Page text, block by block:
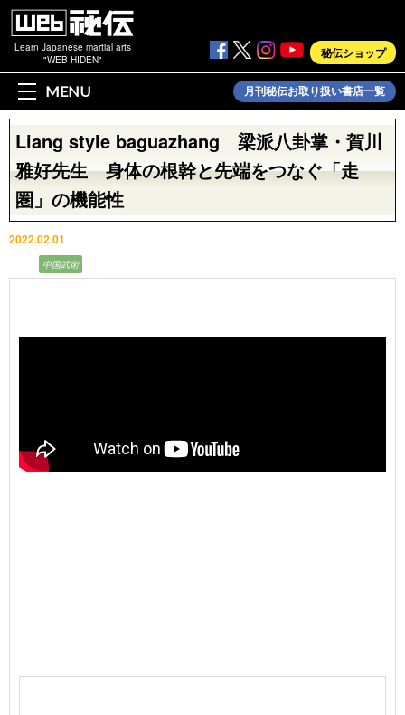
Learn Japanese martial arts
"WEB HIDEN"
秘伝ショップ
MENU 月刊秘伝お取り扱い書店一覧
Liang style baguazhang 梁派八卦掌・賀川
雅好先生 身体の根幹と先端をつなぐ「走
圏」の機能性
2022.02.01
中国武術